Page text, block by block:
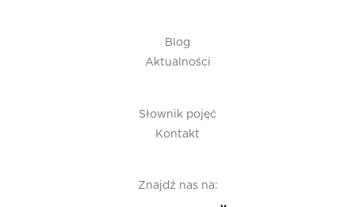
Blog
Aktualności
Słownik pojęć
Kontakt
Znajdź nas na: